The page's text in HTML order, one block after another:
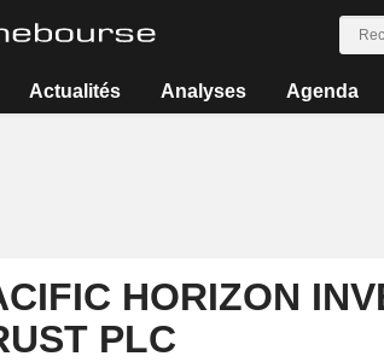
Actualités Analyses Agenda
HORIZON
PLC